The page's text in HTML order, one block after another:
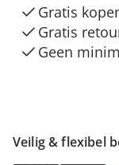
Veilig & flexibel
Gratis
Gratis
Geen